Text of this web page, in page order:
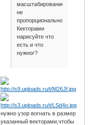
масштабирование
не
пропорциональное.
Кекторами
нарисуйте что
есть и что
нужног?
нужно узор вогнать в размер
указанный векторами,чтобы